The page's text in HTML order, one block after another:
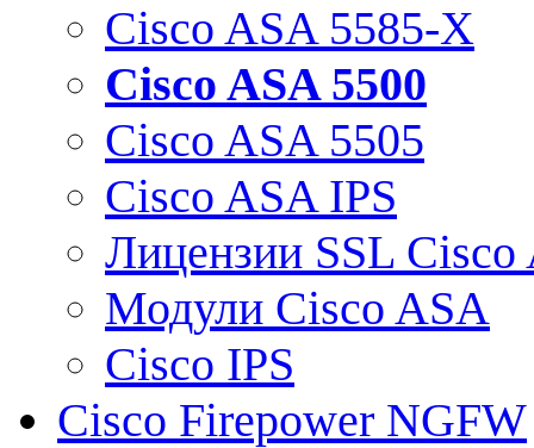
Cisco ASA 5585-X
Cisco ASA 5500
Cisco ASA 5505
Cisco ASA IPS
Лицензии SSL Cisco
Модули Cisco ASA
Cisco IPS
Cisco Firepower NGFW